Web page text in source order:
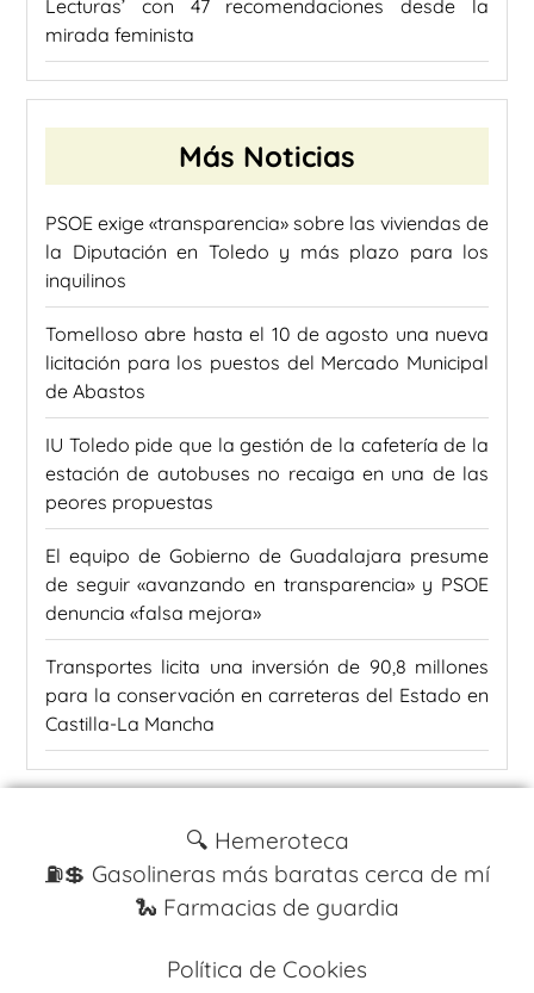
Lecturas’ con 47 recomendaciones desde la
mirada feminista
Más Noticias
PSOE exige «transparencia» sobre las viviendas de
la Diputación en Toledo y más plazo para los
inquilinos
Tomelloso abre hasta el 10 de agosto una nueva
licitación para los puestos del Mercado Municipal
de Abastos
IU Toledo pide que la gestión de la cafetería de la
estación de autobuses no recaiga en una de las
peores propuestas
El equipo de Gobierno de Guadalajara presume
de seguir «avanzando en transparencia» y PSOE
denuncia «falsa mejora»
Transportes licita una inversión de 90,8 millones
para la conservación en carreteras del Estado en
Castilla-La Mancha
🔍 Hemeroteca
⛽️💲 Gasolineras más baratas cerca de mí
🐍 Farmacias de guardia
Política de Cookies